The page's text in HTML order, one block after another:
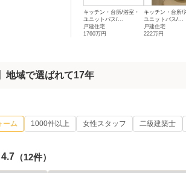
キッチン・台所/浴室・
ユニットバス/...
戸建住宅
1760万円
キッチン・台所/
ユニットバス/...
戸建住宅
222万円
地域で選ばれて17年
ーム 1000件以上 女性スタッフ 二級建築士
4.7 （12件）